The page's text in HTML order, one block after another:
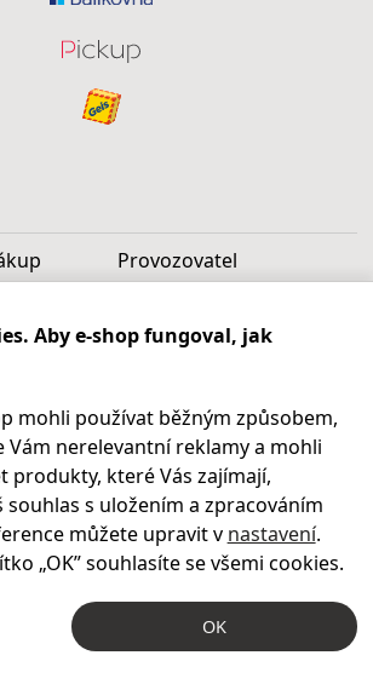
Provozovatel
Infolinka
Po - Pá 9.00 - 17.00
+420469 621 252
Kontakty
Kariéra
© 2004 – 2026
Aby e-shop fungoval, jak
mohli používat běžným způsobem,
Vám nerelevantní reklamy a mohli
produkty, které Vás zajímají,
souhlas s uložením a zpracováním
můžete upravit v nastavení.
„OK” souhlasíte se všemi cookies.
OK